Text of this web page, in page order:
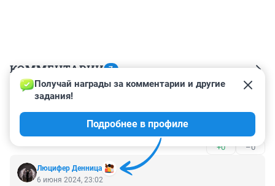
КОММЕНТАРИИ 7
Гость
А колодцы и скажи не вариант, совсем обленились
+0 –0
Люцифер Денница
Получай награды за комментарии и другие
задания!
Подробнее в профиле
6 июня 2024, 23:02